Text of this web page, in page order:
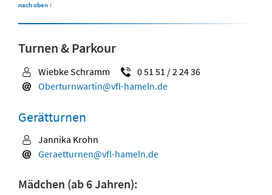
nach oben ↑
Turnen & Parkour
Wiebke Schramm
0 51 51 / 2 24 36
Oberturnwartin@vfl-hameln.de
Gerätturnen
Jannika Krohn
Geraetturnen@vfl-hameln.de
Mädchen (ab 6 Jahren):